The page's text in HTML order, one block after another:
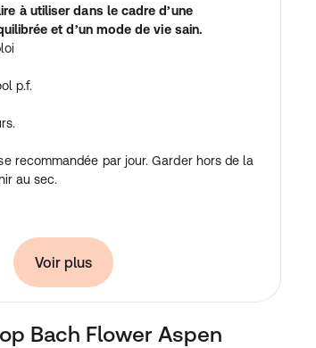
à utiliser dans le cadre d’une
et d’un mode de vie sain.
p.f.
recommandée par jour. Garder hors de la
au sec.
Voir plus
Bach Flower Aspen